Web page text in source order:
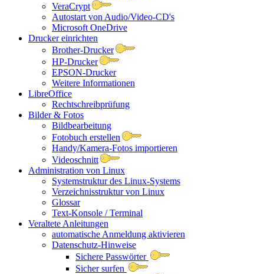
VeraCrypt
Autostart von Audio/Video-CD's
Microsoft OneDrive
Drucker einrichten
Brother-Drucker
HP-Drucker
EPSON-Drucker
Weitere Informationen
LibreOffice
Rechtschreibprüfung
Bilder & Fotos
Bildbearbeitung
Fotobuch erstellen
Handy/Kamera-Fotos importieren
Videoschnitt
Administration von Linux
Systemstruktur des Linux-Systems
Verzeichnisstruktur von Linux
Glossar
Text-Konsole / Terminal
Veraltete Anleitungen
automatische Anmeldung aktivieren
Datenschutz-Hinweise
Sichere Passwörter
Sicher surfen